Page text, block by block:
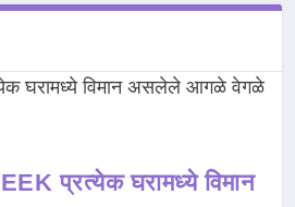
प्रत्येक घरामध्ये विमान